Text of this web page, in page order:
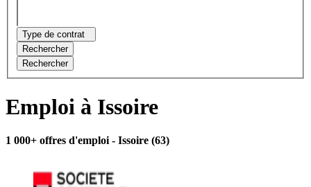
Type de contrat
Rechercher
Rechercher
Emploi à Issoire
1 000+ offres d'emploi - Issoire (63)